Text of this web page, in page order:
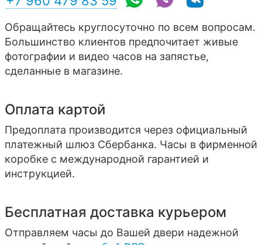
Обращайтесь круглосуточно по всем вопросам.
Большинство клиентов предпочитает живые
фотографии и видео часов на запястье,
сделанные в магазине.
Оплата картой
Предоплата производится через официальный
платежный шлюз Сбербанка. Часы в фирменной
коробке с международной гарантией и
инструкцией.
Бесплатная доставка курьером
Отправляем часы до Вашей двери надежной